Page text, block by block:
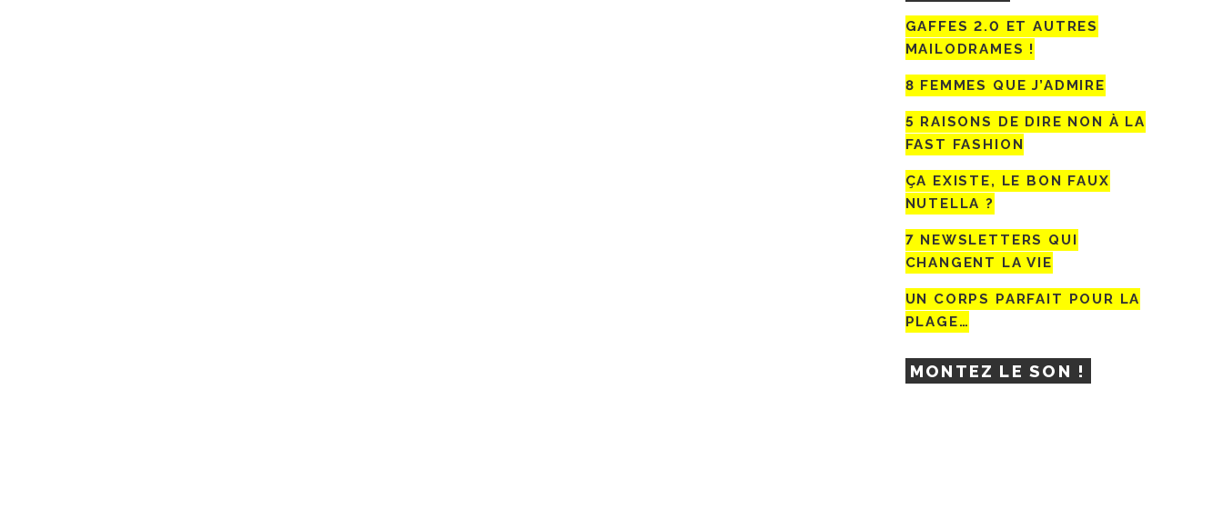
GAFFES 2.0 ET AUTRES
MAILODRAMES !
8 FEMMES QUE J’ADMIRE
5 RAISONS DE DIRE NON À LA
FAST FASHION
ÇA EXISTE, LE BON FAUX
NUTELLA ?
7 NEWSLETTERS QUI
CHANGENT LA VIE
UN CORPS PARFAIT POUR LA
PLAGE…
MONTEZ LE SON !